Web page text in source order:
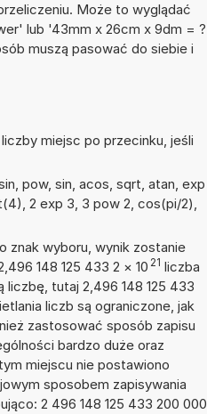
Może to wyglądać
lub '43mm x 26cm x 9dm = ?
muszą pasować do siebie i
miejsc po przecinku, jeśli
pow, sin, acos, sqrt, atan, exp
2 exp 3, 3 pow 2, cos(pi/2),
znak wyboru, wynik zostanie
148 125 433 2 × 10 21 liczba
liczbę, tutaj 2,496 148 125 433
liczb są ograniczone, jak
zastosować sposób zapisu
bardzo duże oraz
miejscu nie postawiono
sposobem zapisywania
2 496 148 125 433 200 000